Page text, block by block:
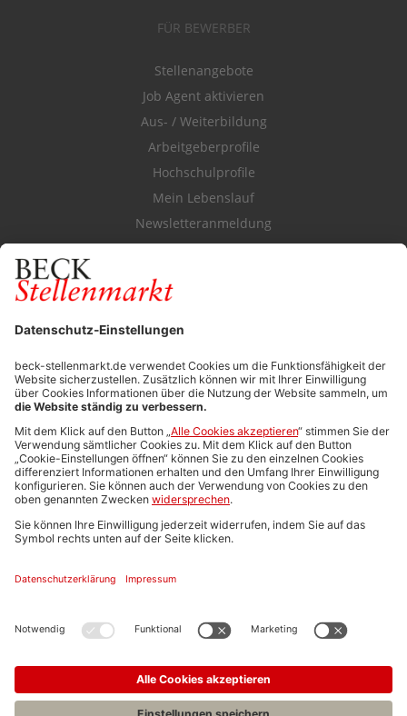
FÜR BEWERBER
Stellenangebote
Job Agent aktivieren
Aus- / Weiterbildung
Arbeitgeberprofile
Hochschulprofile
Mein Lebenslauf
Newsletteranmeldung
Durchsuchen Sie den Stellenkatalog
FÜR ARBEITGEBER
Stellenmarktpreise
Anzeigen-AGB
Media-Daten
Newsletteranmeldung
Produktübersicht
ALLGEMEIN
FAQs
Impressum
Stellenangebote C.H.BECK